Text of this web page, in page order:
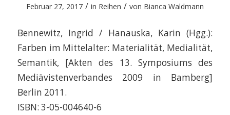
Februar 27, 2017 / in Reihen / von Bianca Waldmann
Bennewitz, Ingrid / Hanauska, Karin (Hgg.):
Farben im Mittelalter: Materialität, Medialität,
Semantik, [Akten des 13. Symposiums des
Mediävistenverbandes 2009 in Bamberg]
Berlin 2011.
ISBN: 3-05-004640-6